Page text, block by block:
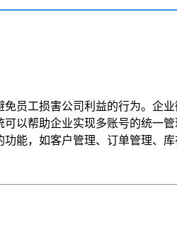
员工损害公司利益的行为。企
以帮助企业实现多账号的统一
能，如客户管理、订单管理、库